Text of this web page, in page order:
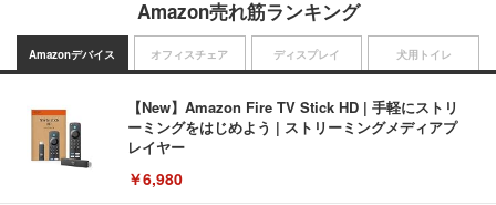
Amazon売れ筋ランキング
Amazonデバイス
【New】Amazon Fire TV Stick HD | 手軽にストリ
ーミングをはじめよう | ストリーミングメディアプ
レイヤー
￥6,980
オフィスチェア ディスプレイ 犬用トイレ